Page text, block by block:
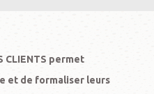
CLIENTS permet
et de formaliser leurs